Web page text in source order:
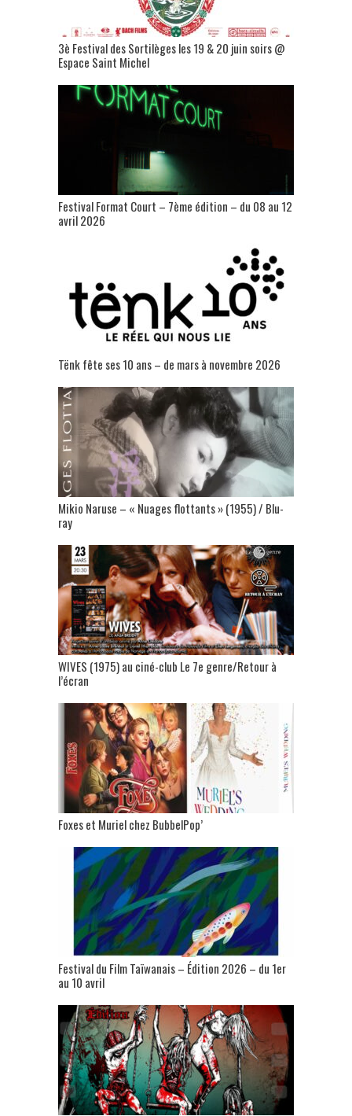
3è Festival des Sortilèges les 19 & 20 juin soirs @
Espace Saint Michel
Festival Format Court – 7ème édition – du 08 au 12
avril 2026
Tënk fête ses 10 ans – de mars à novembre 2026
Mikio Naruse – « Nuages flottants » (1955) / Blu-
ray
WIVES (1975) au ciné-club Le 7e genre/Retour à
l’écran
Foxes et Muriel chez BubbelPop’
Festival du Film Taïwanais – Édition 2026 – du 1er
au 10 avril